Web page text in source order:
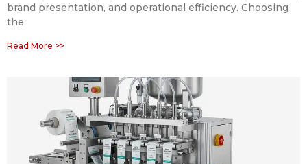
brand presentation, and operational efficiency. Choosing
the
Read More >>